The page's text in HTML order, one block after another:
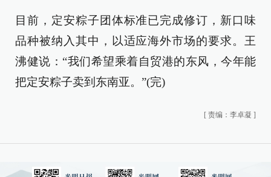
目前，定安粽子团体标准已完成修订，新口味
品种被纳入其中，以适应海外市场的要求。王
沸健说：“我们希望乘着自贸港的东风，今年能
把定安粽子卖到东南亚。”(完)
[ 责编：李卓凝 ]